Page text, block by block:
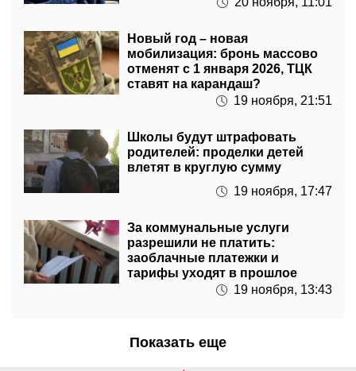
Новый год – новая
отменят с 1 января 2026, ТЦК
ставят на карандаш?
19 ноября, 21:51
Школы будут штрафовать
влетят в круглую сумму
19 ноября, 17:47
За коммунальные услуги
заоблачные платежки и
тарифы уходят в прошлое
19 ноября, 13:43